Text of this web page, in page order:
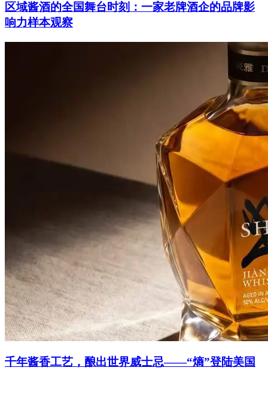
区域酱酒的全国舞台时刻：一家老牌酒企的品牌影
响力样本观察
千年酱香工艺，酿出世界威士忌——“熵”登陆美国